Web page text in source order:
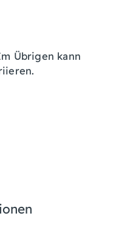
Übrigen kann